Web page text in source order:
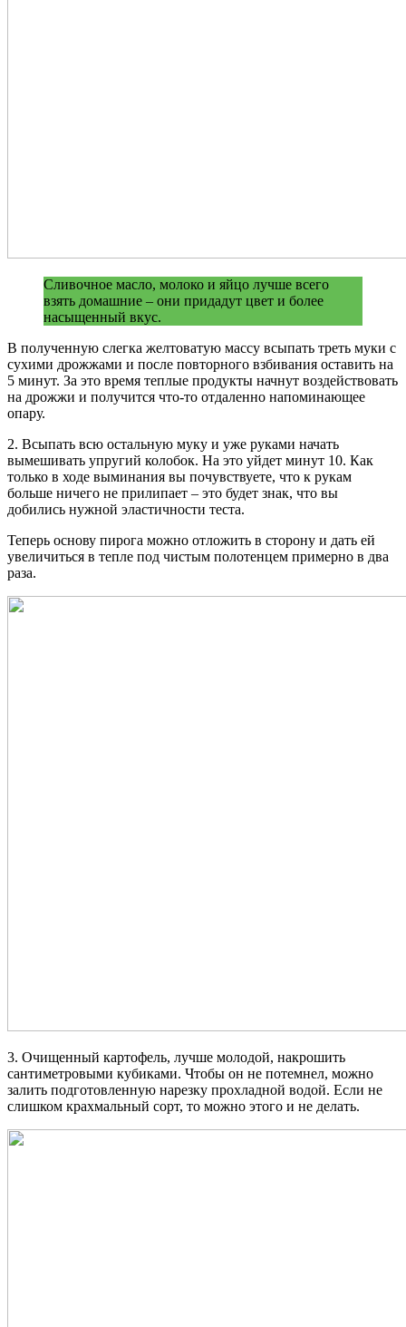
Сливочное масло, молоко и яйцо лучше всего
взять домашние – они придадут цвет и более
насыщенный вкус.
В полученную слегка желтоватую массу всыпать треть муки с
сухими дрожжами и после повторного взбивания оставить на
5 минут. За это время теплые продукты начнут воздействовать
на дрожжи и получится что-то отдаленно напоминающее
опару.
2. Всыпать всю остальную муку и уже руками начать
вымешивать упругий колобок. На это уйдет минут 10. Как
только в ходе выминания вы почувствуете, что к рукам
больше ничего не прилипает – это будет знак, что вы
добились нужной эластичности теста.
Теперь основу пирога можно отложить в сторону и дать ей
увеличиться в тепле под чистым полотенцем примерно в два
раза.
3. Очищенный картофель, лучше молодой, накрошить
сантиметровыми кубиками. Чтобы он не потемнел, можно
залить подготовленную нарезку прохладной водой. Если не
слишком крахмальный сорт, то можно этого и не делать.